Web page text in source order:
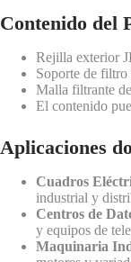
Contenido del
Rejilla exterior
Soporte de filtro
Malla filtrante
El contenido
Aplicaciones
Cuadros
industrial y
Centros de
y equipos de
Maquinaria